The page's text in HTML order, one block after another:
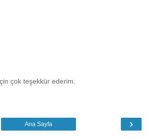
çok teşekkür ederim.
›
Ana Sayfa